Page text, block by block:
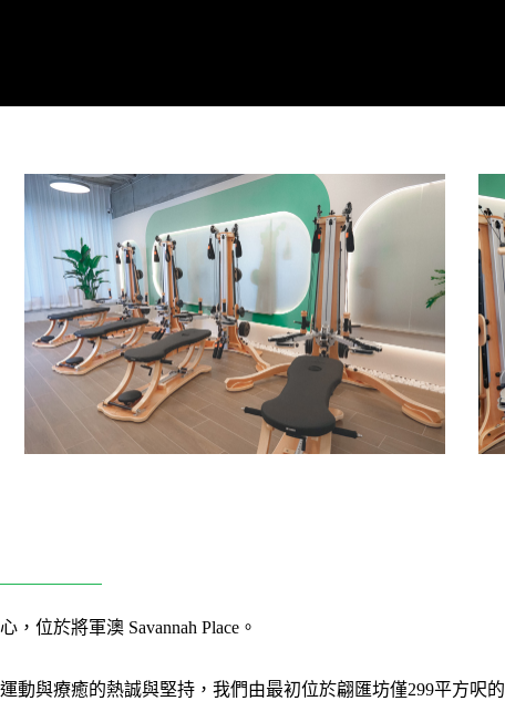
位於將軍澳 Savannah Place。
動與療癒的熱誠與堅持，我們由最初位於翩匯坊僅299平方呎